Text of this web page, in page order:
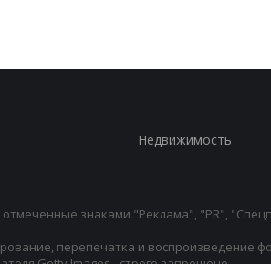
Недвижимость
знаками "Реклама", "PR",
перепечатка и воспроизведение